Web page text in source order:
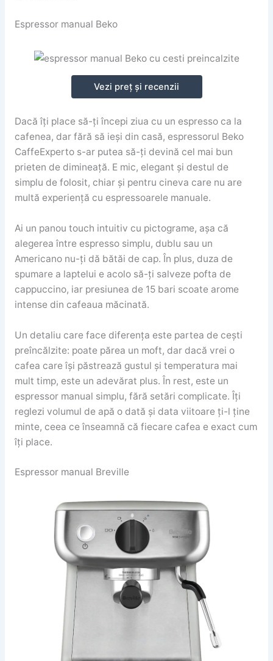
Espressor manual Beko
Vezi preț și recenzii
Dacă îți place să-ți începi ziua cu un espresso ca la
cafenea, dar fără să ieși din casă, espressorul Beko
CaffeExperto s-ar putea să-ți devină cel mai bun
prieten de dimineață. E mic, elegant și destul de
simplu de folosit, chiar și pentru cineva care nu are
multă experiență cu espressoarele manuale.
Ai un panou touch intuitiv cu pictograme, așa că
alegerea între espresso simplu, dublu sau un
Americano nu-ți dă bătăi de cap. În plus, duza de
spumare a laptelui e acolo să-ți salveze pofta de
cappuccino, iar presiunea de 15 bari scoate arome
intense din cafeaua măcinată.
Un detaliu care face diferența este partea de cești
preîncălzite: poate părea un moft, dar dacă vrei o
cafea care își păstrează gustul și temperatura mai
mult timp, este un adevărat plus. În rest, este un
espressor manual simplu, fără setări complicate. Îți
reglezi volumul de apă o dată și data viitoare ți-l ține
minte, ceea ce înseamnă că fiecare cafea e exact cum
îți place.
Espressor manual Breville